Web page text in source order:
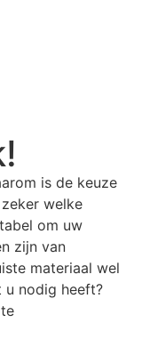
is de keuze
welke
om uw
zijn van
materiaal wel
u nodig heeft?